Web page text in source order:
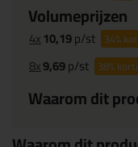
Volumeprijzen
4x10,19p/st 34%
8x9,69p/st 38%
Waarom dit